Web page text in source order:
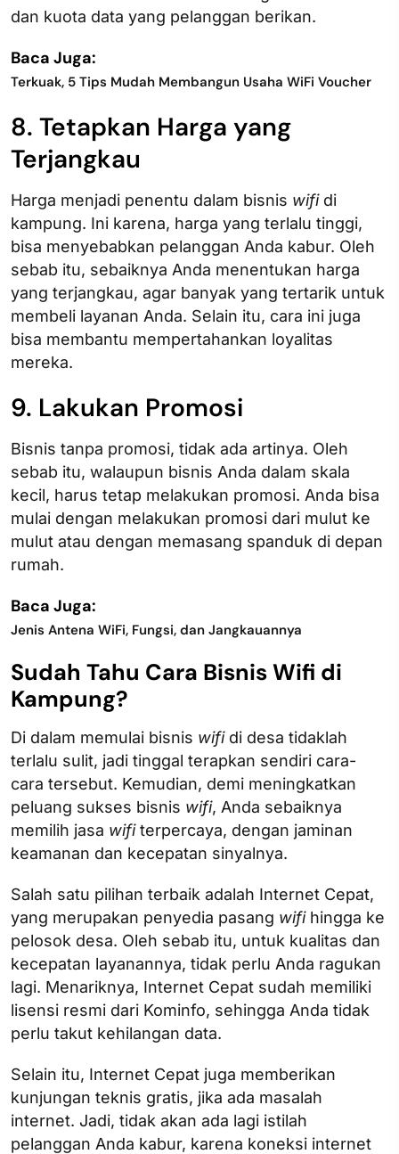
dan kuota data yang pelanggan berikan.
Baca Juga:
Terkuak, 5 Tips Mudah Membangun Usaha WiFi Voucher
8. Tetapkan Harga yang
Terjangkau
Harga menjadi penentu dalam bisnis wifidi
kampung. Ini karena, harga yang terlalu tinggi,
bisa menyebabkan pelanggan Anda kabur. Oleh
sebab itu, sebaiknya Anda menentukan harga
yang terjangkau, agar banyak yang tertarik untuk
membeli layanan Anda. Selain itu, cara ini juga
bisa membantu mempertahankan loyalitas
mereka.
9. Lakukan Promosi
Bisnis tanpa promosi, tidak ada artinya. Oleh
sebab itu, walaupun bisnis Anda dalam skala
kecil, harus tetap melakukan promosi. Anda bisa
mulai dengan melakukan promosi dari mulut ke
mulut atau dengan memasang spanduk di depan
rumah.
Baca Juga:
Jenis Antena WiFi, Fungsi, dan Jangkauannya
Sudah Tahu Cara Bisnis Wifi di
Kampung?
Di dalam memulai bisnis wifidi desa tidaklah
terlalu sulit, jadi tinggal terapkan sendiri cara-
cara tersebut. Kemudian, demi meningkatkan
peluang sukses bisnis wifi, Anda sebaiknya
memilih jasa wifiterpercaya, dengan jaminan
keamanan dan kecepatan sinyalnya.
Salah satu pilihan terbaik adalah Internet Cepat,
yang merupakan penyedia pasang wifihingga ke
pelosok desa. Oleh sebab itu, untuk kualitas dan
kecepatan layanannya, tidak perlu Anda ragukan
lagi. Menariknya, Internet Cepat sudah memiliki
lisensi resmi dari Kominfo, sehingga Anda tidak
perlu takut kehilangan data.
Selain itu, Internet Cepat juga memberikan
kunjungan teknis gratis, jika ada masalah
internet. Jadi, tidak akan ada lagi istilah
pelanggan Anda kabur, karena koneksi internet